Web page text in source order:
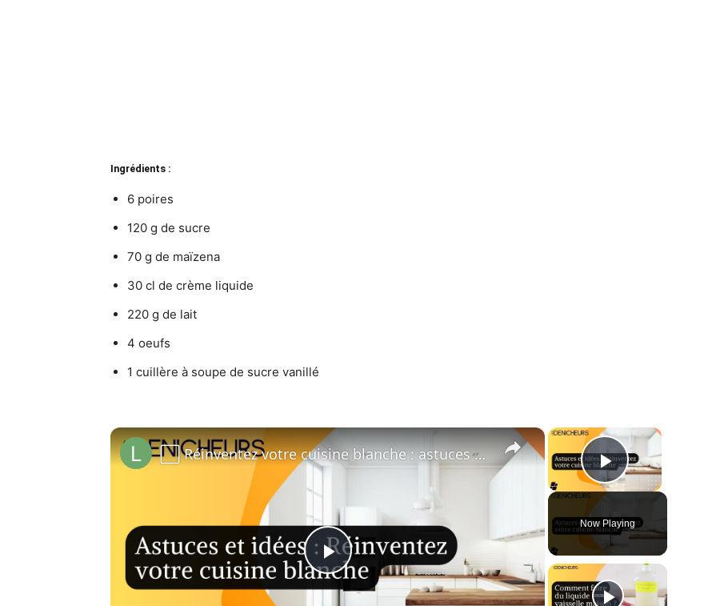
Ingrédients :
6 poires
120 g de sucre
70 g de maïzena
30 cl de crème liquide
220 g de lait
4 oeufs
1 cuillère à soupe de sucre vanillé
×
Play Video
Now Playing
×
Play
⬜️ Réinventez votre cuisine blanche : astuces et idées pour la dynamiser !